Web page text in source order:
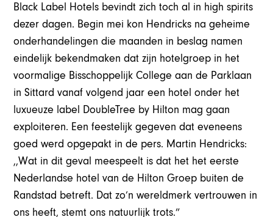
Black Label Hotels bevindt zich toch al in high spirits
dezer dagen. Begin mei kon Hendricks na geheime
onderhandelingen die maanden in beslag namen
eindelijk bekendmaken dat zijn hotelgroep in het
voormalige Bisschoppelijk College aan de Parklaan
in Sittard vanaf volgend jaar een hotel onder het
luxueuze label DoubleTree by Hilton mag gaan
exploiteren. Een feestelijk gegeven dat eveneens
goed werd opgepakt in de pers. Martin Hendricks:
,,Wat in dit geval meespeelt is dat het het eerste
Nederlandse hotel van de Hilton Groep buiten de
Randstad betreft. Dat zo’n wereldmerk vertrouwen in
ons heeft, stemt ons natuurlijk trots.”